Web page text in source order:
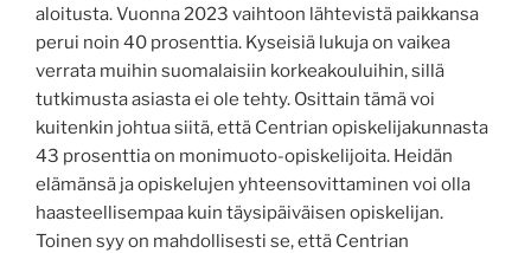
aloitusta. Vuonna 2023 vaihtoon lähtevistä paikkansa
perui noin 40 prosenttia. Kyseisiä lukuja on vaikea
verrata muihin suomalaisiin korkeakouluihin, sillä
tutkimusta asiasta ei ole tehty. Osittain tämä voi
kuitenkin johtua siitä, että Centrian opiskelijakunnasta
43 prosenttia on monimuoto-opiskelijoita. Heidän
elämänsä ja opiskelujen yhteensovittaminen voi olla
haasteellisempaa kuin täysipäiväisen opiskelijan.
Toinen syy on mahdollisesti se, että Centrian